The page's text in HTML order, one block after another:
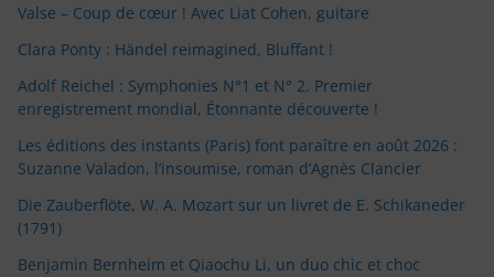
Valse – Coup de cœur ! Avec Liat Cohen, guitare
Clara Ponty : Händel reimagined, Bluffant !
Adolf Reichel : Symphonies N°1 et N° 2. Premier
enregistrement mondial, Étonnante découverte !
Les éditions des instants (Paris) font paraître en août 2026 :
Suzanne Valadon, l’insoumise, roman d’Agnès Clancier
Die Zauberflöte, W. A. Mozart sur un livret de E. Schikaneder
(1791)
Benjamin Bernheim et Qiaochu Li, un duo chic et choc